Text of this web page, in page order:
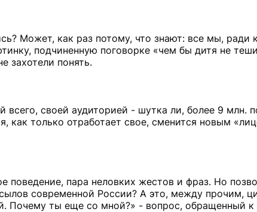
Может, как раз потому, что знают: все мы, ради
подчиненную поговорке «чем бы дитя не
захотели понять.
всего, своей аудиторией - шутка ли, более 9 млн.
как только отработает свое, сменится новым
поведение, пара неловких жестов и фраз. Но
современной России? А это, между прочим,
Почему ты еще со мной?» - вопрос, обращенный к